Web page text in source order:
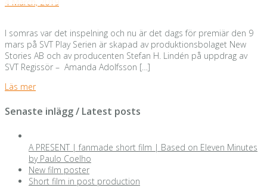
I somras var det inspelning och nu är det dags för premiär den 9
mars på SVT Play Serien är skapad av produktionsbolaget New
Stories AB och av producenten Stefan H. Lindén på uppdrag av
SVT Regissör – Amanda Adolfsson […]
Läs mer
Senaste inlägg / Latest posts
A PRESENT | fanmade short film | Based on Eleven Minutes
by Paulo Coelho
New film poster
Short film in post production